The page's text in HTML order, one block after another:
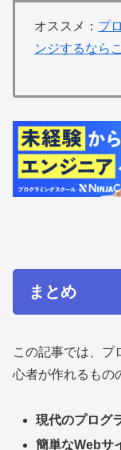
オススメ： プ
ンジするなら
まとめ
この記事では、プ
心者が作れるもの
現代のプログ
簡単なWebサ